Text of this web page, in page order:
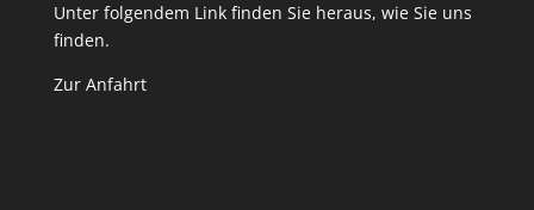
Unter folgendem Link finden Sie heraus, wie Sie uns
finden.
Zur Anfahrt